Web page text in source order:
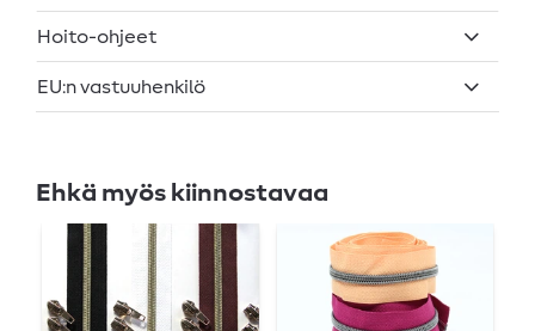
Hoito-ohjeet
EU:n vastuuhenkilö
Ehkä myös kiinnostavaa